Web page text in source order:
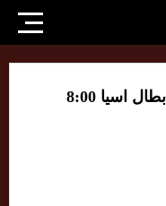
اسيا 8:00